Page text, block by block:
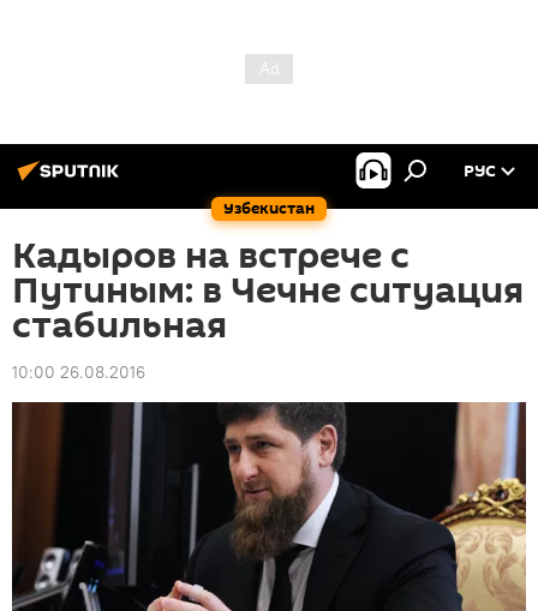
Узбекистан
РУС
Кадыров на встрече с
Путиным: в Чечне ситуация
стабильная
10:00 26.08.2016